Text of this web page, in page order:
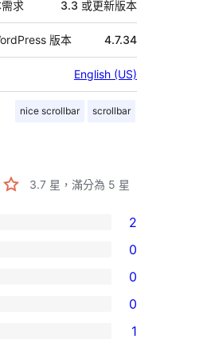
求 3.3 或更新版本
版本 4.7.34
English (US)
nice scrollbar scrollbar
3.7 星，滿分為 5 星
2
0
0
0
1